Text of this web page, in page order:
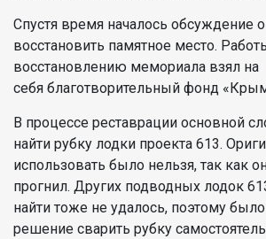
Спустя время началось обсуждение
восстановить памятное место.
восстановлению мемориала взял на
себя благотворительный фонд
В процессе реставрации основной
найти рубку лодки проекта 613.
использовать было нельзя, так как
прогнил. Других подводных лодок
найти тоже не удалось, поэтому
решение сварить рубку